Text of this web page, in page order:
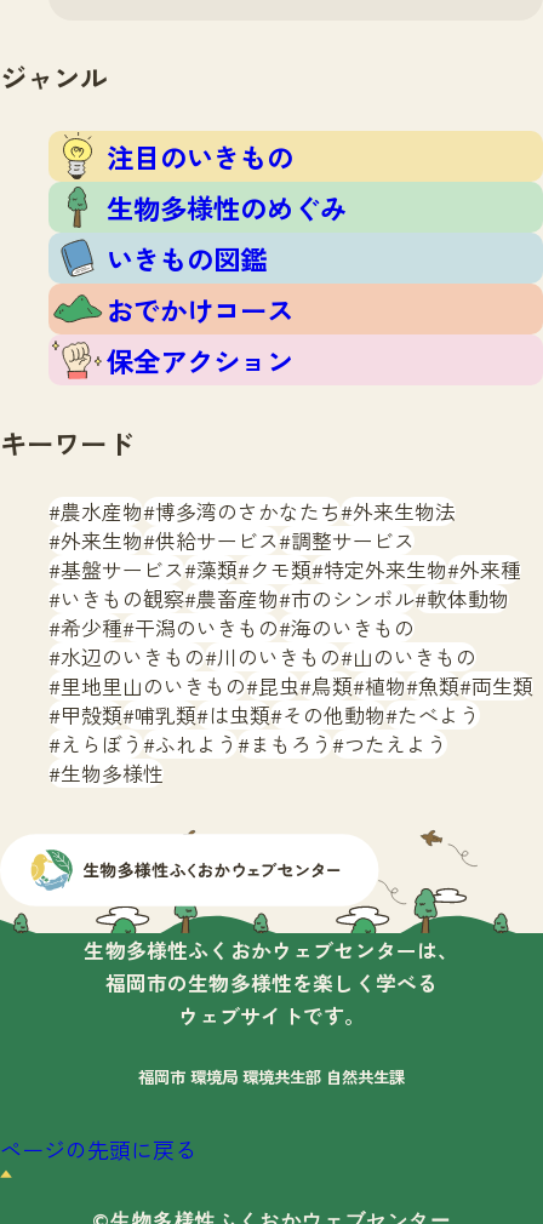
ジャンル
注目のいきもの
生物多様性のめぐみ
いきもの図鑑
おでかけコース
保全アクション
キーワード
農水産物 博多湾のさかなたち 外来生物法
外来生物 供給サービス 調整サービス
基盤サービス 藻類 クモ類 特定外来生物 外来種
いきもの観察 農畜産物 市のシンボル 軟体動物
希少種 干潟のいきもの 海のいきもの
水辺のいきもの 川のいきもの 山のいきもの
里地里山のいきもの 昆虫 鳥類 植物 魚類 両生類
甲殻類 哺乳類 は虫類 その他動物 たべよう
えらぼう ふれよう まもろう つたえよう
生物多様性
生物多様性ふくおかウェブセンターは、
福岡市の生物多様性を楽しく学べる
ウェブサイトです。
福岡市 環境局 環境共生部 自然共生課
ページの先頭に戻る